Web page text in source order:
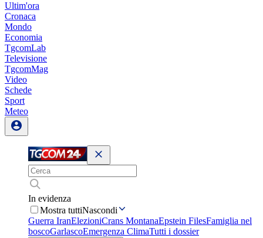
Ultim'ora
Cronaca
Mondo
Economia
TgcomLab
Televisione
TgcomMag
Video
Schede
Sport
Meteo
In evidenza
Mostra tuttiNascondi
Guerra IranElezioniCrans MontanaEpstein FilesFamiglia nel
boscoGarlascoEmergenza ClimaTutti i dossier